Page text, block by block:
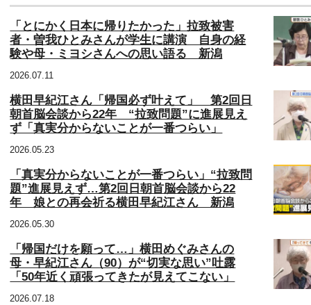
「とにかく日本に帰りたかった」拉致被害
者・曽我ひとみさんが学生に講演 自身の経
験や母・ミヨシさんへの思い語る 新潟
2026.07.11
横田早紀江さん「帰国必ず叶えて」 第2回日
朝首脳会談から22年 “拉致問題”に進展見え
ず「真実分からないことが一番つらい」
2026.05.23
「真実分からないことが一番つらい」“拉致問
題”進展見えず…第2回日朝首脳会談から22
年 娘との再会祈る横田早紀江さん 新潟
2026.05.30
「帰国だけを願って…」横田めぐみさんの
母・早紀江さん（90）が“切実な思い”吐露
「50年近く頑張ってきたが見えてこない」
2026.07.18